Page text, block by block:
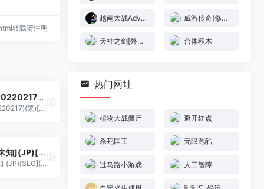
转载请注明
影之传说(v20220217)(繁)[Nokoh](JP)[ACT](0.81Mb)
影之传说(v20220217)(繁)[Nokoh](JP)[ACT](0.81Mb)
大战略(简)[未知](JP)[SLG](2Mb)
大战略(简)[未知](JP)[SLG](2Mb)
越南大战Advance[白河忧](简)(US)(64.98Mb) 威洛传奇(修正版)(简)[金巴比伦+Vanyogin](JP)[RPG](6Mb)
天神之剑[外星科技+temryu修正](JP)[RPG](6Mb) 合体积木
热门网址
植物大战僵尸 避开红点
杀死国王 无限跑酷
过马路小游戏 人工智障